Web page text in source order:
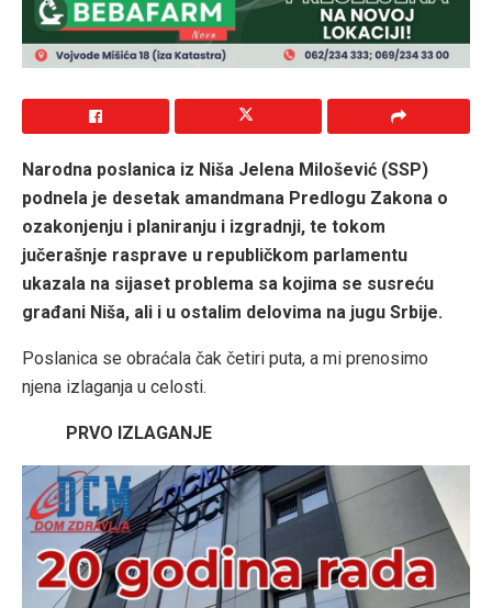
Narodna poslanica iz Niša Jelena Milošević (SSP)
podnela je desetak amandmana Predlogu Zakona o
ozakonjenju i planiranju i izgradnji, te tokom
jučerašnje rasprave u republičkom parlamentu
ukazala na sijaset problema sa kojima se susreću
građani Niša, ali i u ostalim delovima na jugu Srbije.
Poslanica se obraćala čak četiri puta, a mi prenosimo
njena izlaganja u celosti.
PRVO IZLAGANJE